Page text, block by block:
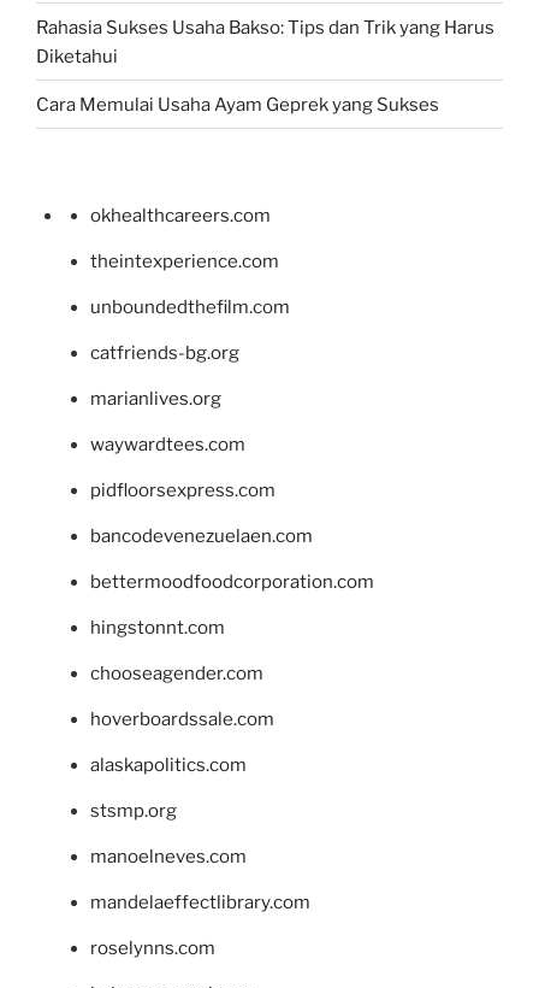
Rahasia Sukses Usaha Bakso: Tips dan Trik yang Harus
Diketahui
Cara Memulai Usaha Ayam Geprek yang Sukses
okhealthcareers.com
theintexperience.com
unboundedthefilm.com
catfriends-bg.org
marianlives.org
waywardtees.com
pidfloorsexpress.com
bancodevenezuelaen.com
bettermoodfoodcorporation.com
hingstonnt.com
chooseagender.com
hoverboardssale.com
alaskapolitics.com
stsmp.org
manoelneves.com
mandelaeffectlibrary.com
roselynns.com